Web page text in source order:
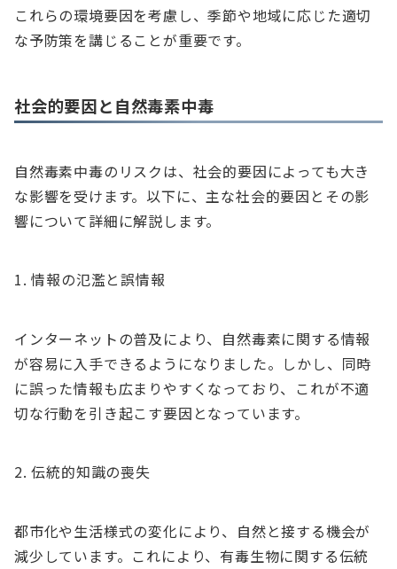
これらの環境要因を考慮し、季節や地域に応じた適切
な予防策を講じることが重要です。
社会的要因と自然毒素中毒
自然毒素中毒のリスクは、社会的要因によっても大き
な影響を受けます。以下に、主な社会的要因とその影
響について詳細に解説します。
情報の氾濫と誤情報
インターネットの普及により、自然毒素に関する情報
が容易に入手できるようになりました。しかし、同時
に誤った情報も広まりやすくなっており、これが不適
切な行動を引き起こす要因となっています。
伝統的知識の喪失
都市化や生活様式の変化により、自然と接する機会が
減少しています。これにより、有毒生物に関する伝統